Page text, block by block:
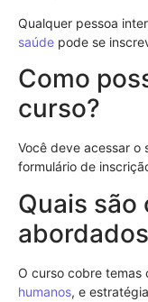
Qualquer pessoa
saúde pode se
Como
curso?
Você deve acessar o
formulário de
Quais são
O curso cobre temas
humanos, e